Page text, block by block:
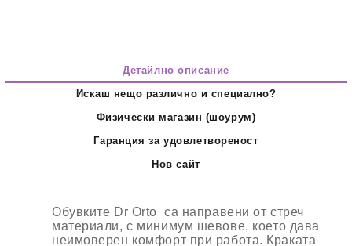
Детайлно описание
Искаш нещо различно и специално?
Физически магазин (шоурум)
Гаранция за удовлетвореност
Нов сайт
Обувките Dr Orto са направени отстреч
материали, с минимум шевове, което дава
неимоверен комфорт при работа. Краката